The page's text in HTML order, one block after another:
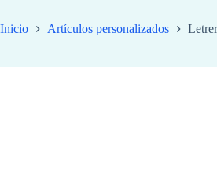
Inicio Artículos personalizados